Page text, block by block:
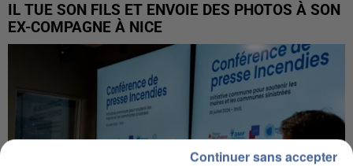
IL TUE SON FILS ET ENVOIE DES PHOTOS À SON
EX-COMPAGNE À NICE
Continuer sans accepter